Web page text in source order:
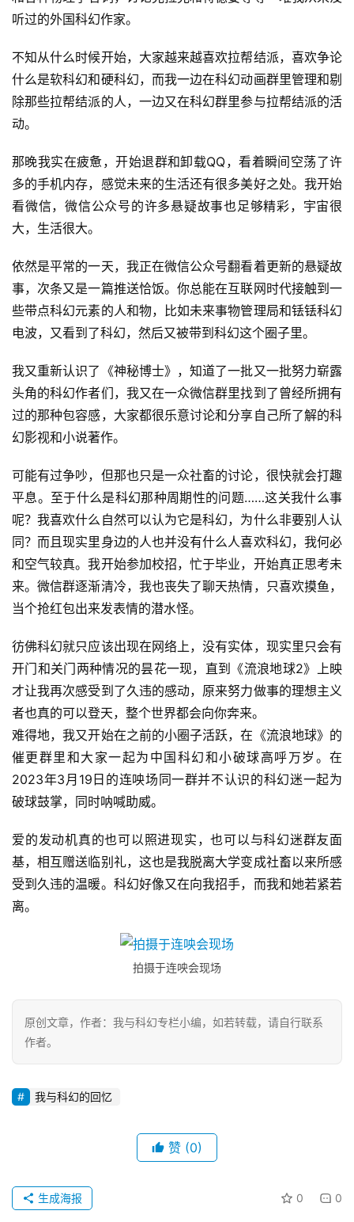
零
重
力
幻
征
文
稿
文
章
幻
资
讯
主
题
科
幻
小
说
库
登录 注册
听过的外国科幻作家。
不知从什么时候开始，大家越来越喜欢拉帮结派，喜欢争论
什么是软科幻和硬科幻，而我一边在科幻动画群里管理和剔
除那些拉帮结派的人，一边又在科幻群里参与拉帮结派的活
动。
那晚我实在疲惫，开始退群和卸载QQ，看着瞬间空荡了许
多的手机内存，感觉未来的生活还有很多美好之处。我开始
看微信，微信公众号的许多悬疑故事也足够精彩，宇宙很
大，生活很大。
依然是平常的一天，我正在微信公众号翻看着更新的悬疑故
事，次条又是一篇推送恰饭。你总能在互联网时代接触到一
些带点科幻元素的人和物，比如未来事物管理局和铥铥科幻
电波，又看到了科幻，然后又被带到科幻这个圈子里。
我又重新认识了《神秘博士》，知道了一批又一批努力崭露
头角的科幻作者们，我又在一众微信群里找到了曾经所拥有
过的那种包容感，大家都很乐意讨论和分享自己所了解的科
幻影视和小说著作。
可能有过争吵，但那也只是一众社畜的讨论，很快就会打趣
平息。至于什么是科幻那种周期性的问题……这关我什么事
呢？我喜欢什么自然可以认为它是科幻，为什么非要别人认
同？而且现实里身边的人也并没有什么人喜欢科幻，我何必
和空气较真。我开始参加校招，忙于毕业，开始真正思考未
来。微信群逐渐清冷，我也丧失了聊天热情，只喜欢摸鱼，
当个抢红包出来发表情的潜水怪。
彷佛科幻就只应该出现在网络上，没有实体，现实里只会有
开门和关门两种情况的昙花一现，直到《流浪地球2》上映
才让我再次感受到了久违的感动，原来努力做事的理想主义
者也真的可以登天，整个世界都会向你奔来。
难得地，我又开始在之前的小圈子活跃，在《流浪地球》的
催更群里和大家一起为中国科幻和小破球高呼万岁。在
2023年3月19日的连咉场同一群并不认识的科幻迷一起为
破球鼓掌，同时呐喊助威。
爱的发动机真的也可以照进现实，也可以与科幻迷群友面
基，相互赠送临别礼，这也是我脱离大学变成社畜以来所感
受到久违的温暖。科幻好像又在向我招手，而我和她若紧若
离。
拍摄于连咉会现场
原创文章，作者：我与科幻专栏小编，如若转载，请自行联系
作者。
我与科幻的回忆
赞 (0)
0 0
生成海报